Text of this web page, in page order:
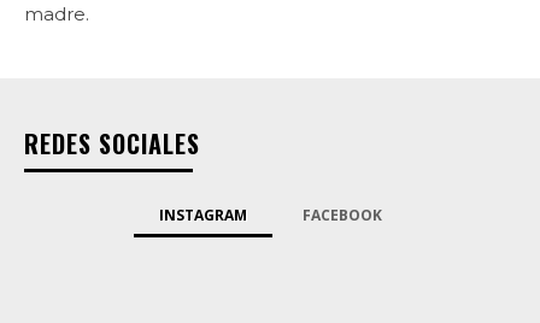
madre.
REDES SOCIALES
INSTAGRAM FACEBOOK